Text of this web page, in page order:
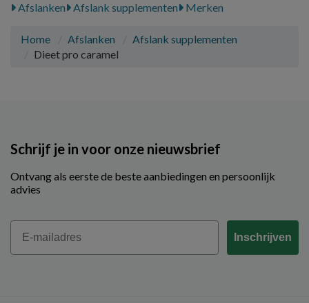
Afslanken Afslank supplementen Merken
Home Afslanken
Afslank supplementen
Dieet pro caramel
Schrijf je in voor onze nieuwsbrief
Ontvang als eerste de beste aanbiedingen en persoonlijk
advies
Email
Inschrijven